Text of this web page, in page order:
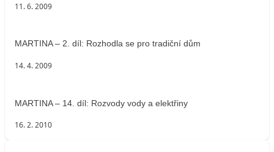
11. 6. 2009
MARTINA – 2. díl: Rozhodla se pro tradiční dům
14. 4. 2009
MARTINA – 14. díl: Rozvody vody a elektřiny
16. 2. 2010